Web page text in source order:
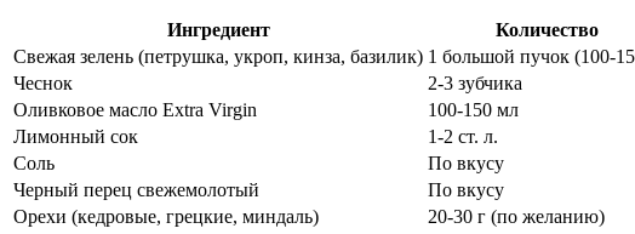
Ингредиент Количество
Свежая зелень (петрушка, укроп, кинза, базилик) 1 большой пучок (100-
Чеснок
2-3 зубчика
Оливковое масло Extra Virgin
100-150 мл
Лимонный сок
1-2 ст. л.
Соль
По вкусу
Черный перец свежемолотый
По вкусу
Орехи (кедровые, грецкие, миндаль)
20-30 г (по желанию)